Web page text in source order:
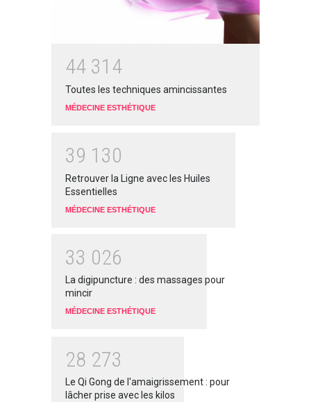
44 31 4
Toutes les techniques amincissantes
MÉDECINE ESTHÉTIQUE
39 1 30
Retrouver la Ligne avec les Huiles
Essentielles
MÉDECINE ESTHÉTIQUE
33 026
La digipuncture : des massages pour
mincir
MÉDECINE ESTHÉTIQUE
28 273
Le Qi Gong de l'amaigrissement : pour
lâcher prise avec les kilos